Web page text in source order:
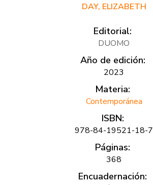
DAY, ELIZABETH
Editorial:
DUOMO
Año de edición:
2023
Materia:
Contemporánea
ISBN:
978-84-19521-18-7
Páginas:
368
Encuadernación: